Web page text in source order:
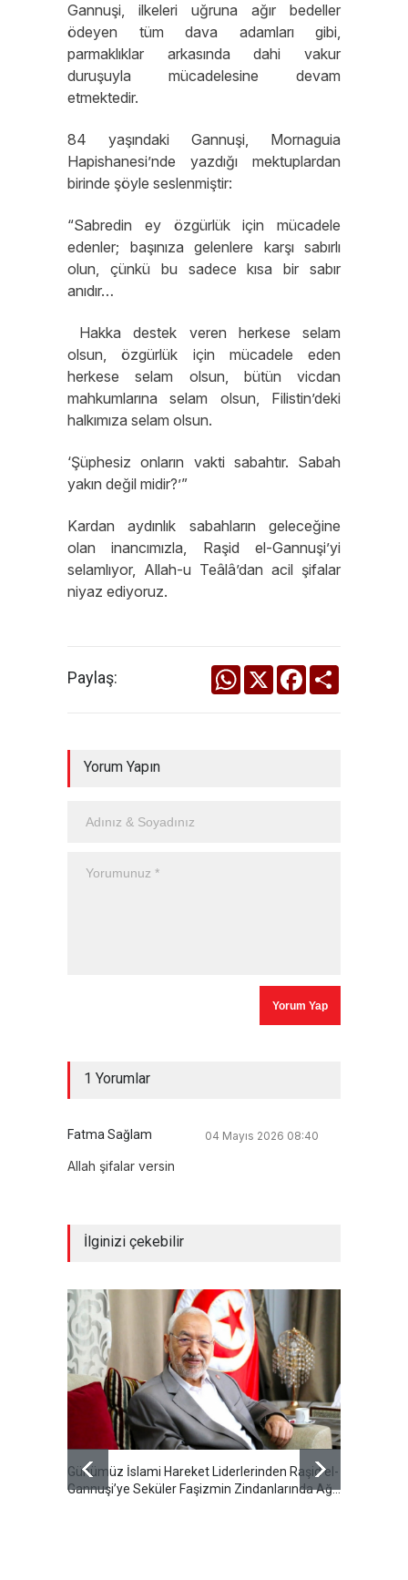
Gannuşi, ilkeleri uğruna ağır bedeller
ödeyen tüm dava adamları gibi,
parmaklıklar arkasında dahi vakur
duruşuyla mücadelesine devam
etmektedir.
84 yaşındaki Gannuşi, Mornaguia
Hapishanesi’nde yazdığı mektuplardan
birinde şöyle seslenmiştir:
“Sabredin ey özgürlük için mücadele
edenler; başınıza gelenlere karşı sabırlı
olun, çünkü bu sadece kısa bir sabır
anıdır…
Hakka destek veren herkese selam
olsun, özgürlük için mücadele eden
herkese selam olsun, bütün vicdan
mahkumlarına selam olsun, Filistin’deki
halkımıza selam olsun.
‘Şüphesiz onların vakti sabahtır. Sabah
yakın değil midir?’”
Kardan aydınlık sabahların geleceğine
olan inancımızla, Raşid el-Gannuşi’yi
selamlıyor, Allah-u Teâlâ’dan acil şifalar
niyaz ediyoruz.
Paylaş: WhatsApp
X Facebook
Yorum Yapın
1 Yorumlar
Fatma Sağlam 04 Mayıs 2026 08:40
Allah şifalar versin
İlginizi çekebilir
Günümüz İslami Hareket Liderlerinden Raşid el-
Gannuşi’ye Seküler Faşizmin Zindanlarında Ağır